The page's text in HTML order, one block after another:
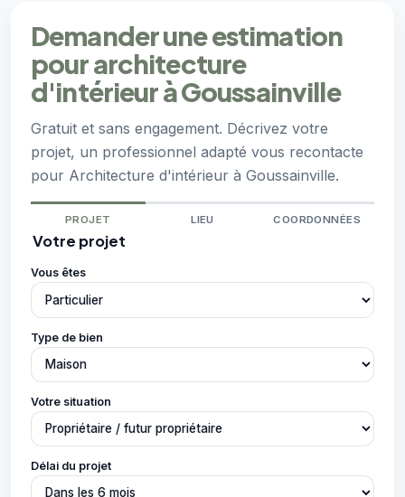
Demander une estimation
pour architecture
d'intérieur à Goussainville
Gratuit et sans engagement. Décrivez votre
projet, un professionnel adapté vous recontacte
pour Architecture d'intérieur à Goussainville.
PROJET LIEU COORDONNÉES
Votre projet
Vous êtes
Type de bien
Votre situation
Délai du projet